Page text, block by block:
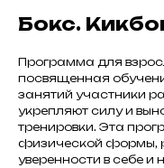
Бокс.
Программа для
посвященная
занятий участники
укрепляют силу и
тренировки. Эта
физической формы,
уверенности в себе